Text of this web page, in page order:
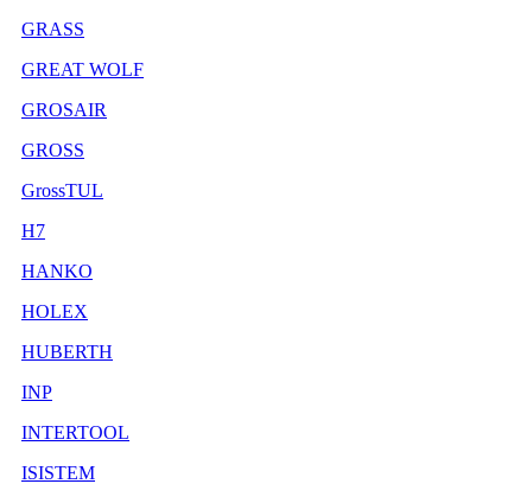
GRASS
GREAT WOLF
GROSAIR
GROSS
GrossTUL
H7
HANKO
HOLEX
HUBERTH
INP
INTERTOOL
ISISTEM